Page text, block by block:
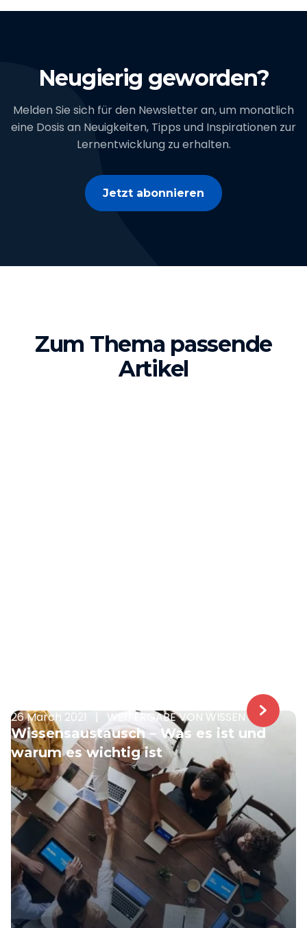
Neugierig geworden?
Melden Sie sich für den Newsletter an, um monatlich
eine Dosis an Neuigkeiten, Tipps und Inspirationen zur
Lernentwicklung zu erhalten.
Jetzt abonnieren
Zum Thema passende
Artikel
26 March 2021 WEITERGABE VON WISSEN
Wissensaustausch – Was es ist und
warum es wichtig ist